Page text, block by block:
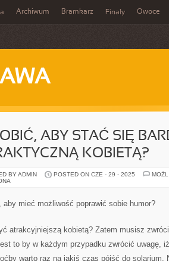
Archiwum Bramkarz Finały Owoce
ABY STAĆ SIĘ
KOBIETĄ?
BY ADMIN POSTED ON CZE - 29 - 2025
aby mieć możliwość poprawić sobie humor?
atrakcyjniejszą kobietą? Zatem musisz
to by w każdym przypadku zwrócić uwagę,
warto raz na jakiś czas pójść do solarium.